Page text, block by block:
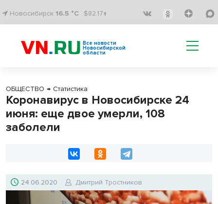
Новосибирск 16.5 °C $82.17↑
Все новости
Новосибирской
области
ОБЩЕСТВО → Статистика
Коронавирус в Новосибирске 24
июня: еще двое умерли, 108
заболели
24.06.2020 Дмитрий Тростников